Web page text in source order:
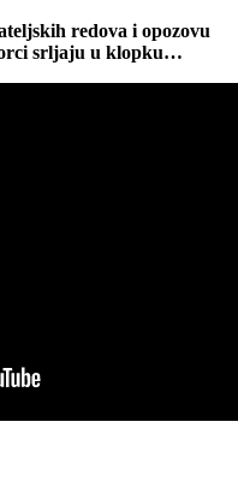
redova i opozovu
srljaju u klopku…